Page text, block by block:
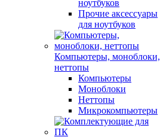
ноутбуков
Прочие аксессуары
для ноутбуков
Компьютеры, моноблоки,
неттопы
Компьютеры
Моноблоки
Неттопы
Микрокомпьютеры